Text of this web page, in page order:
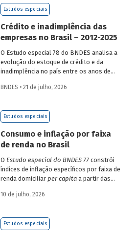
Estudos especiais
Crédito e inadimplência das
empresas no Brasil – 2012-2025
O Estudo especial 78 do BNDES analisa a
evolução do estoque de crédito e da
inadimplência no país entre os anos de
analíticos complementares: o porte da
econômica.
BNDES • 21 de julho, 2026
Estudos especiais
Consumo e inflação por faixa
de renda no Brasil
O Estudo especial do BNDES 77constrói
índices de inflação específicos por faixa de
renda domiciliar per capitaa partir das
associadas às variações de preços dos
ainda os microdados da Pnad Contínua
para analisar a evolução da renda dos
10 de julho, 2026
Estudos especiais